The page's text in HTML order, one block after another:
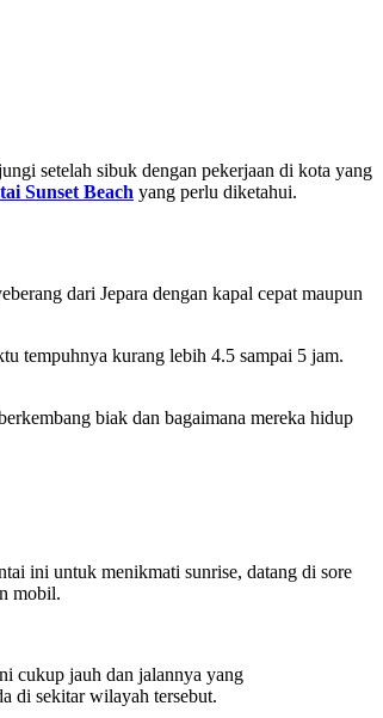
setelah sibuk dengan pekerjaan di kota yang
Sunset Beach yang perlu diketahui.
dari Jepara dengan kapal cepat maupun
tempuhnya kurang lebih 4.5 sampai 5 jam.
biak dan bagaimana mereka hidup
ini untuk menikmati sunrise, datang di sore
mobil.
cukup jauh dan jalannya yang
di sekitar wilayah tersebut.